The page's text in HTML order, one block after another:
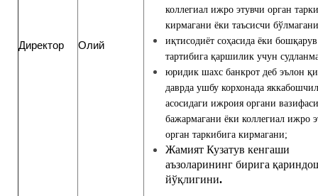
Директор Олий
коллегиал ижро этувчи орган
кирмагани ёки таъсисчи
иқтисодиёт соҳасида ёки бошқарув
тартибига қаршилик учун
юридик шахс банкрот деб эълон
даврда ушбу корхонада
асосидаги ижроия органи
бажармагани ёки коллегиал ижро
орган таркибига кирмагани;
Жамият Кузатув кенгаши
аъзоларининг бирига
йўқлигини.